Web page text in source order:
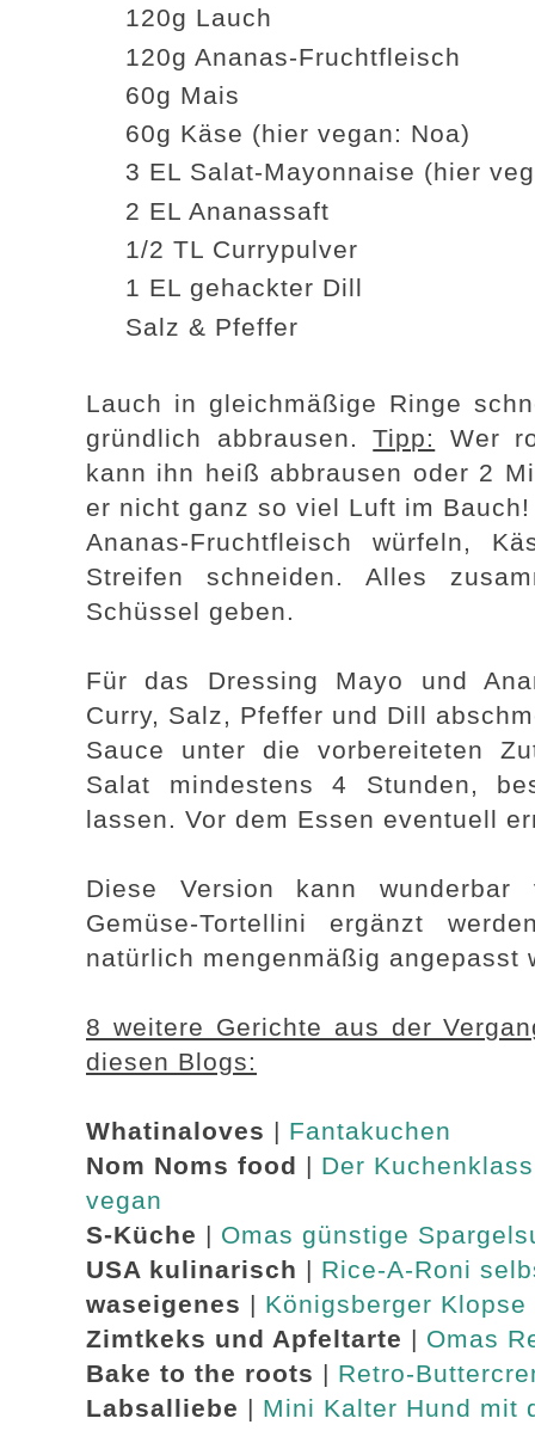
120g Lauch
120g Ananas-Fruchtfleisch
60g Mais
60g Käse (hier vegan: Noa)
3 EL Salat-Mayonnaise (hier
2 EL Ananassaft
1/2 TL Currypulver
1 EL gehackter Dill
Salz & Pfeffer
Lauch in gleichmäßige Ringe
gründlich abbrausen.Tipp:
Wer
kann ihn heiß abbrausen oder 2
er nicht ganz so viel Luft im Bauch!
Ananas-Fruchtfleisch würfeln,
Streifen schneiden. Alles
Schüssel geben.
Für das Dressing Mayo und
Curry, Salz, Pfeffer und Dill
Sauce unter die vorbereiteten
Salat mindestens 4 Stunden,
lassen. Vor dem Essen eventuell
Diese Version kann
Gemüse-Tortellini ergänzt
natürlich mengenmäßig angepasst
8 weitere Gerichte aus der
diesen Blogs:
Whatinaloves | Fantakuchen
Nom Noms food | Der
vegan
S-Küche | Omas günstige
USA kulinarisch | Rice-A-Roni
waseigenes | Königsberger
Zimtkeks und Apfeltarte | Omas
Bake to the roots | Retro-
Labsalliebe | Mini Kalter Hund mit